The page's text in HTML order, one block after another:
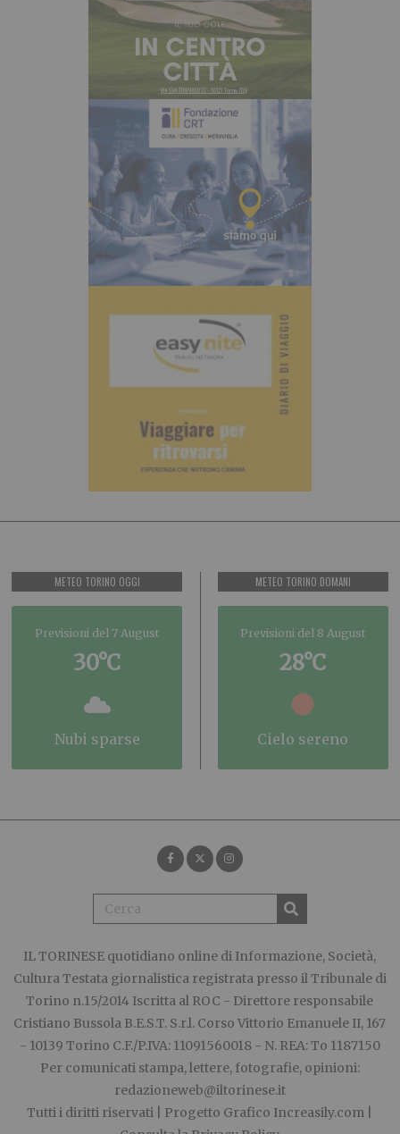
METEO TORINO OGGI
Previsioni del 7 August
30°C
nubi sparse
METEO TORINO DOMANI
Previsioni del 8 August
28°C
cielo sereno
IL TORINESE quotidiano online di Informazione, Società,
Cultura Testata giornalistica registrata presso il Tribunale di
Torino n.15/2014 Iscritta al ROC - Direttore responsabile
Cristiano Bussola B.E.S.T. S.r.l. Corso Vittorio Emanuele II, 167
- 10139 Torino C.F./P.IVA: 11091560018 - N. REA: To 1187150
Per comunicati stampa, lettere, fotografie, opinioni:
redazioneweb@iltorinese.it
Tutti i diritti riservati | Progetto Grafico Increasily.com